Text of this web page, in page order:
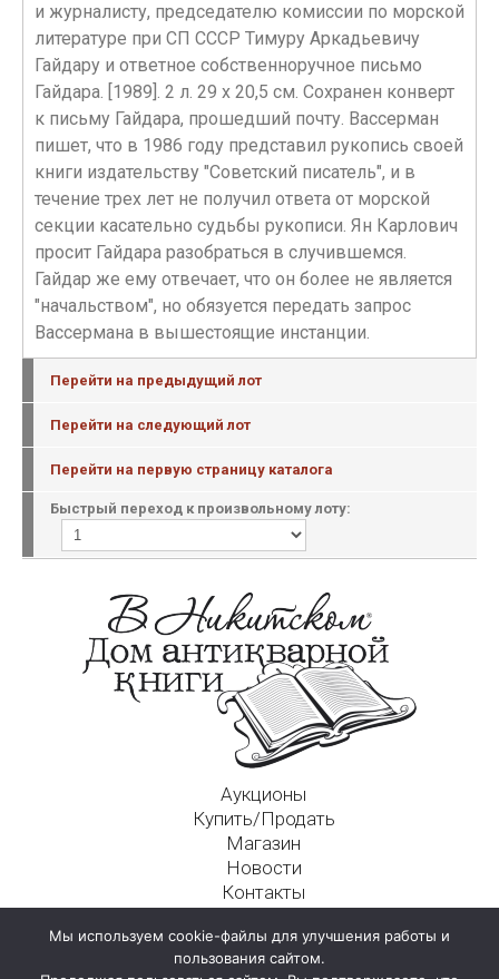
и журналисту, председателю комиссии по морской
литературе при СП СССР Тимуру Аркадьевичу
Гайдару и ответное собственноручное письмо
Гайдара. [1989]. 2 л. 29 х 20,5 см. Сохранен конверт
к письму Гайдара, прошедший почту. Вассерман
пишет, что в 1986 году представил рукопись своей
книги издательству "Советский писатель", и в
течение трех лет не получил ответа от морской
секции касательно судьбы рукописи. Ян Карлович
просит Гайдара разобраться в случившемся.
Гайдар же ему отвечает, что он более не является
"начальством", но обязуется передать запрос
Вассермана в вышестоящие инстанции.
Перейти на предыдущий лот
Перейти на следующий лот
Перейти на первую страницу каталога
Быстрый переход к произвольному лоту:
Аукционы
Купить/Продать
Магазин
Новости
Контакты
125009, г. Москва, Никитский пер., д. 4а, стр. 1
Мы используем cookie-файлы для улучшения работы и
пользования сайтом.